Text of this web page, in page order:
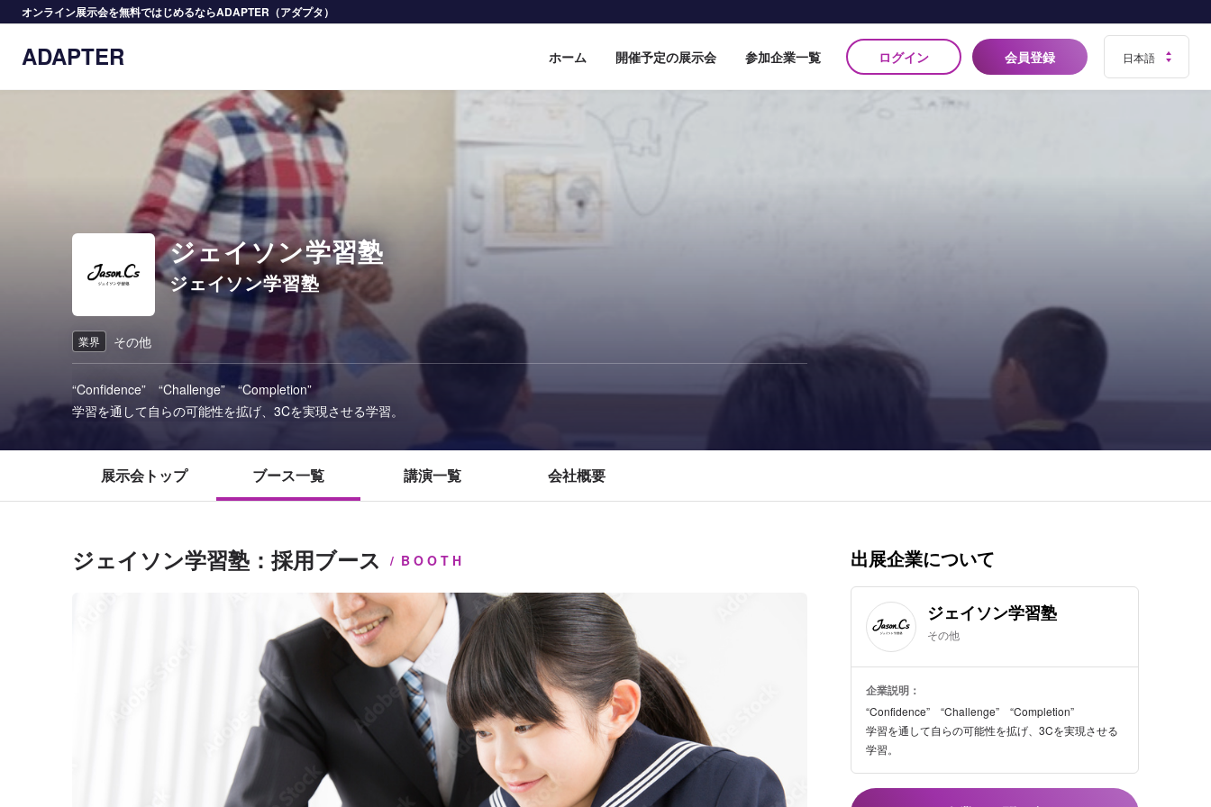
オンライン展示会を無料ではじめるならADAPTER（アダプタ）
ADAPTER ホーム 開催予定の展示会 参加企業一覧 ログイン 会員登録
ジェイソン学習塾
ジェイソン学習塾
業界 その他
“Confidence” “Challenge” “Completion”
学習を通して自らの可能性を拡げ、3Cを実現させる学習。
展示会トップ ブース一覧 講演一覧 会社概要
ジェイソン学習塾：採用ブース BOOTH 出展企業について
ジェイソン学習塾
その他
企業説明：
“Confidence” “Challenge” “Completion”
学習を通して自らの可能性を拡げ、3Cを実現させる
学習。